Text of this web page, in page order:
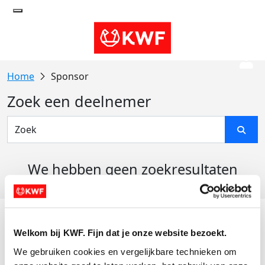
Welkom bij KWF. Fijn dat je onze website bezoekt.
We gebruiken cookies en vergelijkbare technieken om
Sponsor
Zoek een deelnemer
We hebben geen zoekresultaten
Actiematerialen
Evenementen